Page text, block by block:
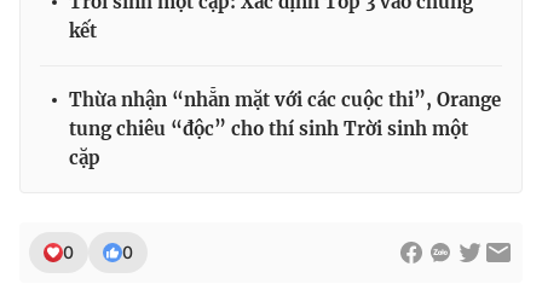
kết
Thừa nhận “nhẵn mặt với các cuộc thi”, Orange
tung chiêu “độc” cho thí sinh Trời sinh một
cặp
0 0